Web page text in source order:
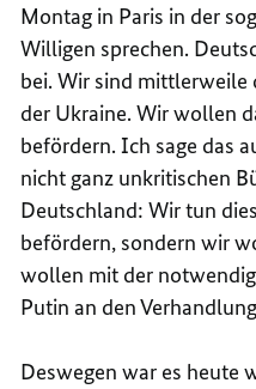
Montag in Paris in der
Willigen sprechen.
bei. Wir sind
der Ukraine. Wir wollen
befördern. Ich sage das
nicht ganz unkritischen
Deutschland: Wir tun
befördern, sondern wir
wollen mit der
Putin an den
Deswegen war es heute